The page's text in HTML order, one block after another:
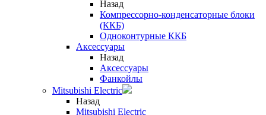
Назад
Компрессорно-конденсаторные блоки
(ККБ)
Одноконтурные ККБ
Аксессуары
Назад
Аксессуары
Фанкойлы
Mitsubishi Electric
Назад
Mitsubishi Electric